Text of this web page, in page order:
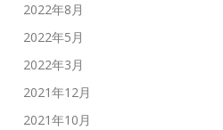
2022年8月
2022年5月
2022年3月
2021年12月
2021年10月